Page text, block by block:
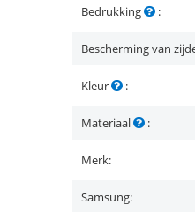
Bedrukking :
Bescherming van
Kleur :
Materiaal :
Merk:
Samsung: